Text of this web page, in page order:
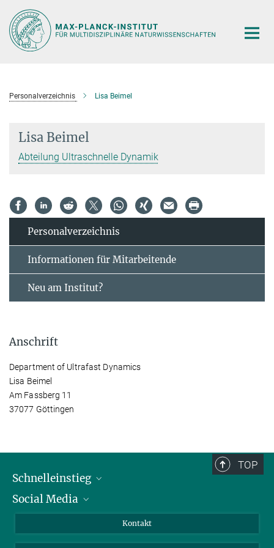
Hauptinhalt
Personalverzeichnis Lisa Beimel
Lisa Beimel
Abteilung Ultraschnelle Dynamik
Personal­verzeichnis
Informationen für Mitarbeitende
Neu am Institut?
Anschrift
Department of Ultrafast Dynamics
Lisa Beimel
Am Fassberg 11
37077 Göttingen
TOP
Schnelleinstieg
Alumni
Social Media
Kontakt